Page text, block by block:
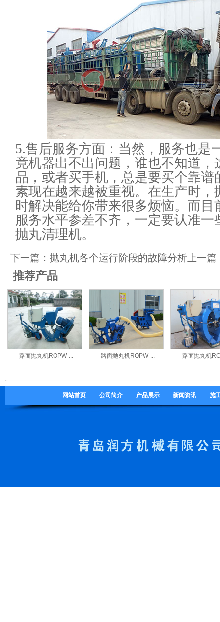
5.售后服务方面：当然，服务也是
竟机器出不出问题，谁也不知道，
品，或者买手机，总是要买个靠谱
素现在越来越被重视。在生产时，
时解决能给你带来很多烦恼。而目
服务水平参差不齐，一定要认准一
抛丸清理机。
下一篇： 抛丸机各个运行阶段的故障分析 上一篇
推荐产品
路面抛丸机ROPW-... 路面抛丸机ROPW-... 路面抛丸机
网站首页 公司简介 产品展示 新闻资讯 施